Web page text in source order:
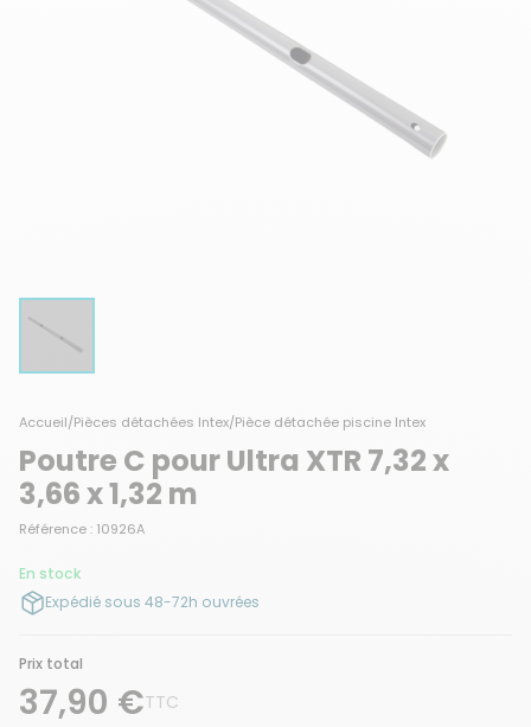
Accueil/Pièces détachées Intex/Pièce détachée piscine Intex
Poutre C pour Ultra XTR 7,32 x
3,66 x 1,32 m
Référence : 10926A
En stock
Expédié sous 48-72h ouvrées
Prix total
37,90 €TTC